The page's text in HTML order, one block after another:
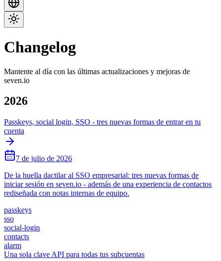
Changelog
Mantente al día con las últimas actualizaciones y mejoras de
seven.io
2026
Passkeys, social login, SSO - tres nuevas formas de entrar en tu
cuenta
7 de julio de 2026
De la huella dactilar al SSO empresarial: tres nuevas formas de
iniciar sesión en seven.io - además de una experiencia de contactos
rediseñada con notas internas de equipo.
passkeys
sso
social-login
contacts
alarm
Una sola clave API para todas tus subcuentas